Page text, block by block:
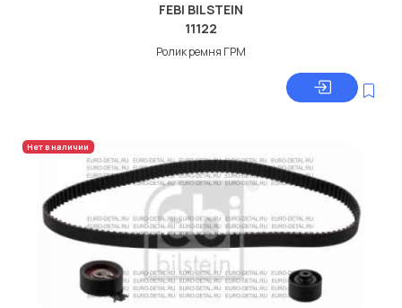
FEBI BILSTEIN
11122
Ролик ремня ГРМ
Нет в наличии